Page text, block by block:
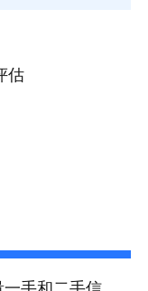
估